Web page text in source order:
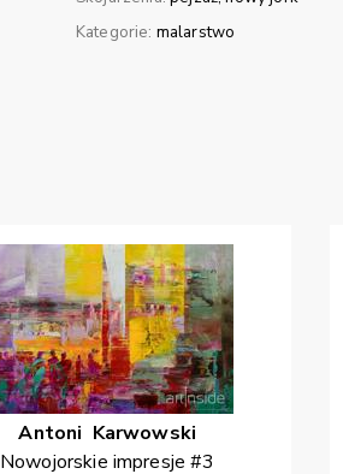
Kategorie: malarstwo
Antoni Karwowski
Nowojorskie impresje #3